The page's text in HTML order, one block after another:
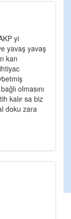
yi
yavaş yavaş
kan
olmasını
kalır sa biz
doku zara